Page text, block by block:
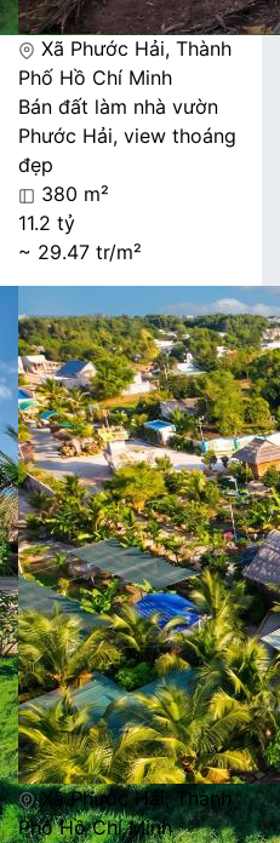
Xã Phước Hải, Thành
Phố Hồ Chí Minh
Bán đất làm nhà vườn
Phước Hải, view thoáng
đẹp
380 m²
11.2 tỷ
~ 29.47 tr/m²
Xã Phước Hải, Thành
Phố Hồ Chí Minh